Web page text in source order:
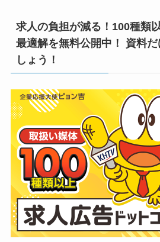
求人の負担が減る！100種類
最適解を無料公開中！ 資料
しょう！